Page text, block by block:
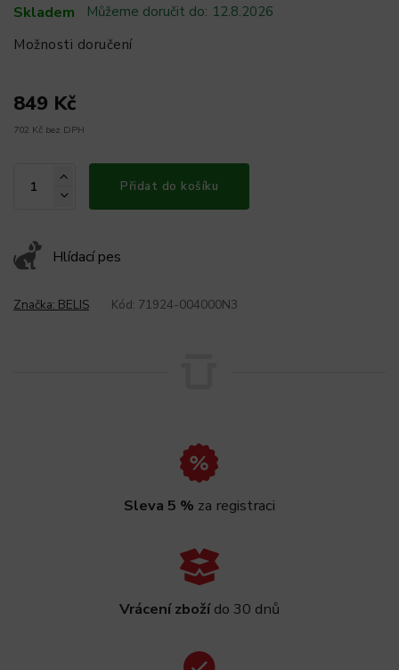
Skladem Můžeme doručit do: 12.8.2026
Možnosti doručení
849 Kč
702 Kč bez DPH
Přidat do košíku
Hlídací pes
Značka: BELIS Kód: 71924-004000N3
Sleva 5 % za registraci
Vrácení zbožído 30 dnů